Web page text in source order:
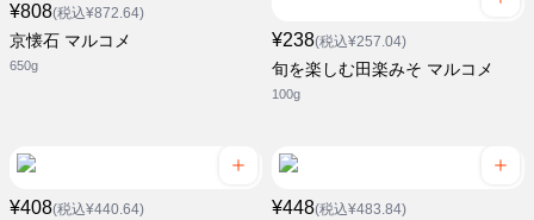
¥808(税込¥872.64)
京懐石 マルコメ
650g
¥238(税込¥257.04)
旬を楽しむ田楽みそ マルコメ
100g
¥408(税込¥440.64) ¥448(税込¥483.84)